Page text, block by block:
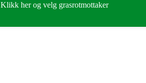
Klikk her og velg grasrotmottaker